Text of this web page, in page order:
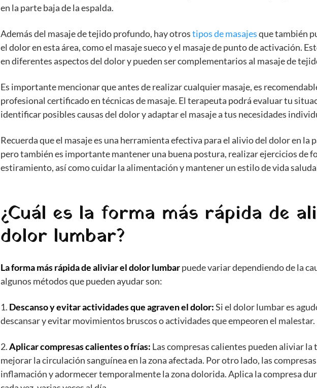
en la parte baja de la espalda.
Además del masaje de tejido profundo, hay otrostipos de masajesque también
el dolor en esta área, como el masaje sueco y el masaje de punto de activación.
en diferentes aspectos del dolor y pueden ser complementarios al masaje de
Es importante mencionar que antes de realizar cualquier masaje, es
profesional certificado en técnicas de masaje. El terapeuta podrá evaluar tu
identificar posibles causas del dolor y adaptar el masaje a tus necesidades
Recuerda que el masaje es una herramienta efectiva para el alivio del dolor en la
pero también es importante mantener una buena postura, realizar ejercicios de
estiramiento, así como cuidar la alimentación y mantener un estilo de vida
¿Cuál es la forma más rápida de
dolor lumbar?
La forma más rápida de aliviar el dolor lumbarpuede variar dependiendo de la
algunos métodos que pueden ayudar son:
1. Descanso y evitar actividades que agraven el dolor:Si el dolor lumbar es
descansar y evitar movimientos bruscos o actividades que empeoren el malestar.
2.Aplicar compresas calientes o frías: Las compresas calientes pueden aliviar
mejorar la circulación sanguínea en la zona afectada. Por otro lado, las
inflamación y adormecer temporalmente la zona dolorida. Aplica la compresa